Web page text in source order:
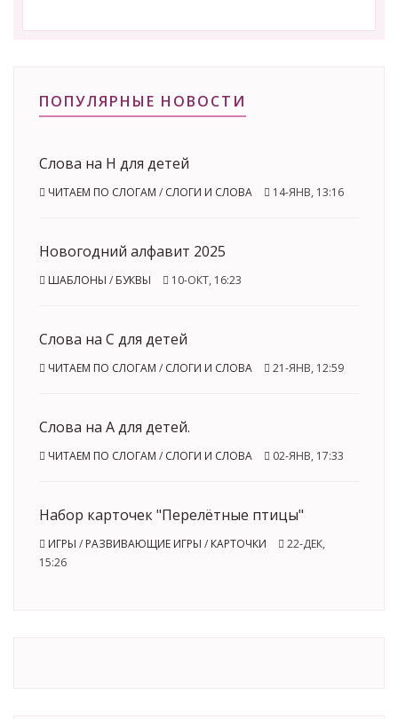
ПОПУЛЯРНЫЕ НОВОСТИ
Слова на Н для детей
ЧИТАЕМ ПО СЛОГАМ / СЛОГИ И СЛОВА 14-ЯНВ, 13:16
Новогодний алфавит 2025
ШАБЛОНЫ / БУКВЫ 10-ОКТ, 16:23
Слова на С для детей
ЧИТАЕМ ПО СЛОГАМ / СЛОГИ И СЛОВА 21-ЯНВ, 12:59
Слова на А для детей.
ЧИТАЕМ ПО СЛОГАМ / СЛОГИ И СЛОВА 02-ЯНВ, 17:33
Набор карточек "Перелётные птицы"
ИГРЫ / РАЗВИВАЮЩИЕ ИГРЫ / КАРТОЧКИ
22-ДЕК,
15:26